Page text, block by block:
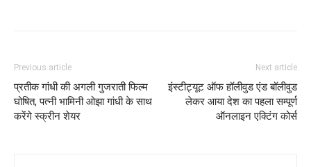
Previous article
प्रतीक गांधी की अगली गुजराती फिल्‍म
घोषित, पत्‍नी भामिनी ओझा गांधी के साथ
करेंगे स्‍क्रीन शेयर
Next article
इंस्‍टीट्यूट ऑफ हॉलीवुड एंड बॉलीवुड
लेकर आया देश का पहला सम्पूर्ण
ऑनलाइन एक्‍टिंग कोर्स